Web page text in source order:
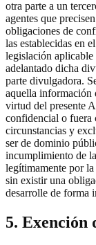
otra parte a un
agentes que
obligaciones de
las establecidas en
legislación
adelantado dicha
parte divulgadora.
aquella información
virtud del presente
confidencial o fuera
circunstancias y
ser de dominio
incumplimiento de
legítimamente por la
sin existir una
desarrolle de forma
5. Exención